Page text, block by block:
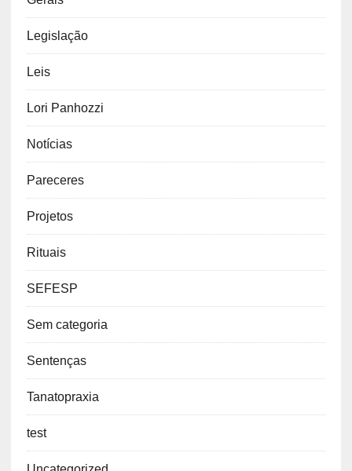
Legislação
Leis
Lori Panhozzi
Notícias
Pareceres
Projetos
Rituais
SEFESP
Sem categoria
Sentenças
Tanatopraxia
test